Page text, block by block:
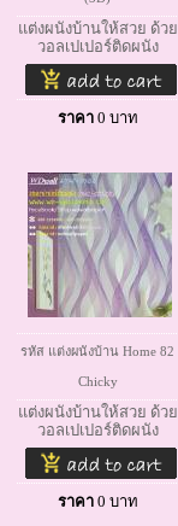
แต่งผนังบ้านให้สวย ด้วย
วอลเปเปอร์ติดผนัง
ราคา 0 บาท
รหัส แต่งผนังบ้าน Home 82
Chicky
แต่งผนังบ้านให้สวย ด้วย
วอลเปเปอร์ติดผนัง
ราคา 0 บาท